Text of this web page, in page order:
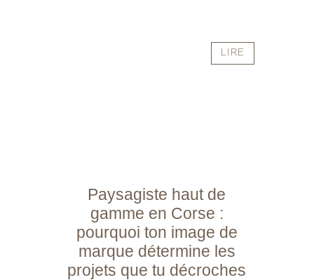
LIRE
Paysagiste haut de
gamme en Corse :
pourquoi ton image de
marque détermine les
projets que tu décroches